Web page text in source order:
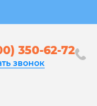
350-62-72
звонок